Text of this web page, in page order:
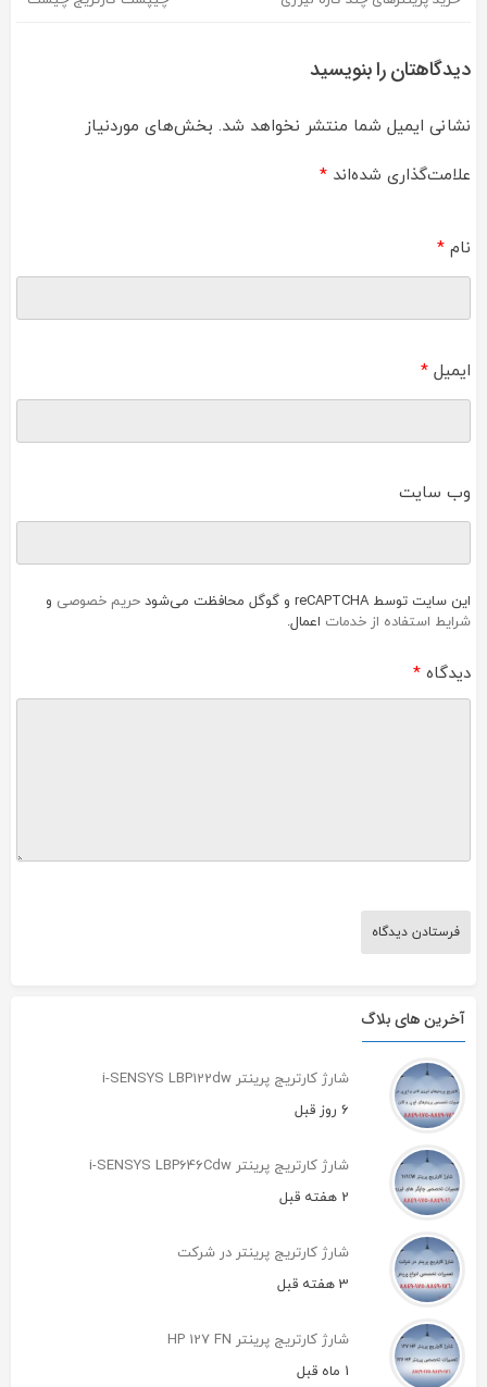
راهبری
دیدگاهتان را بنویسید
نشانی ایمیل شما منتشر نخواهد شد. بخش‌های موردنیاز
علامت‌گذاری شده‌اند *
نام *
ایمیل *
وب‌ سایت
این سایت توسط reCAPTCHA و گوگل محافظت می‌شود حریم خصوصی و
شرایط استفاده از خدمات اعمال.
دیدگاه *
آخرین های بلاگ
شارژ کارتریج پرینتر i-SENSYS LBP122dw
6 روز قبل
شارژ کارتریج پرینتر i-SENSYS LBP646Cdw
2 هفته قبل
شارژ کارتریج پرینتر در شرکت
3 هفته قبل
شارژ کارتریج پرینتر HP 127 FN
1 ماه قبل